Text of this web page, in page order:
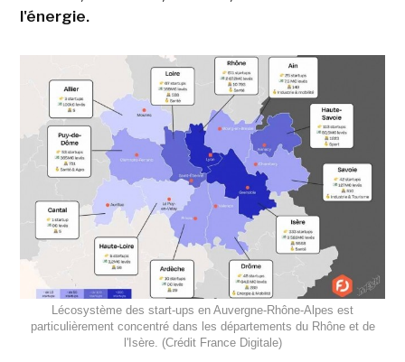
l'énergie.
Lécosystème des start-ups en Auvergne-Rhône-Alpes est
particulièrement concentré dans les départements du Rhône et de
l'Isère. (Crédit France Digitale)